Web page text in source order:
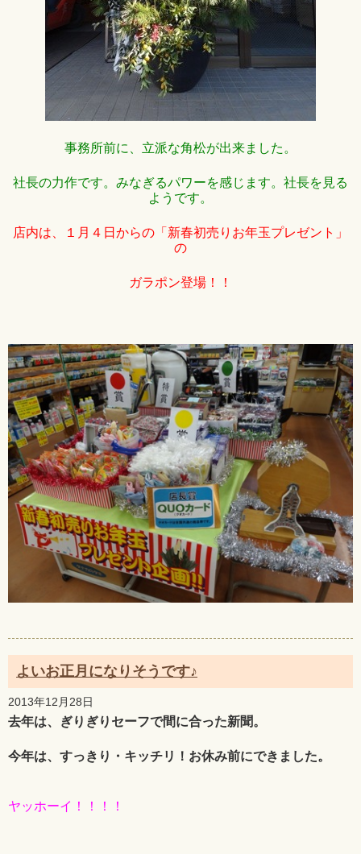
事務所前に、立派な角松が出来ました。
社長の力作です。みなぎるパワーを感じます。 社長を見る
ようです。
店内は、１月４日からの「新春初売りお年玉プレゼント」
の
ガラポン登場！！
よいお正月になりそうです♪
2013年12月28日
去年は、ぎりぎりセーフで間に合った新聞。
今年は、すっきり・キッチリ！お休み前にできました。
ヤッホーイ！！！！